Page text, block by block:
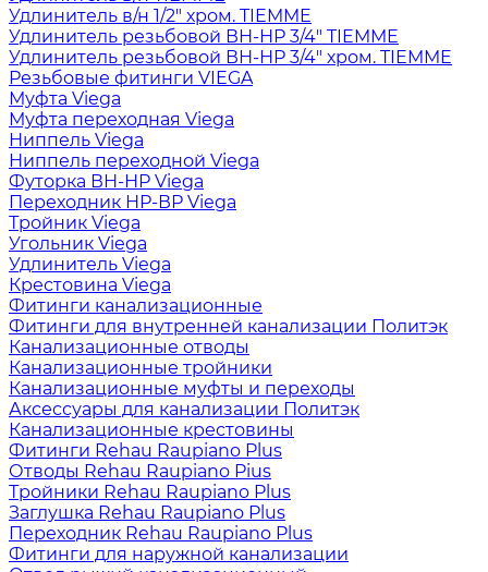
Удлинитель в/н 1/2" хром. TIEMME
Удлинитель резьбовой ВН-НР 3/4" TIEMME
Удлинитель резьбовой ВН-НР 3/4" хром. TIEMME
Резьбовые фитинги VIEGA
Муфта Viega
Муфта переходная Viega
Ниппель Viega
Ниппель переходной Viega
Футорка ВН-НР Viega
Переходник НР-ВР Viega
Тройник Viega
Угольник Viega
Удлинитель Viega
Крестовина Viega
Фитинги канализационные
Фитинги для внутренней канализации Политэк
Канализационные отводы
Канализационные тройники
Канализационные муфты и переходы
Аксессуары для канализации Политэк
Канализационные крестовины
Фитинги Rehau Raupiano Plus
Отводы Rehau Raupiano Pius
Тройники Rehau Raupiano Plus
Заглушка Rehau Raupiano Plus
Переходник Rehau Raupiano Plus
Фитинги для наружной канализации